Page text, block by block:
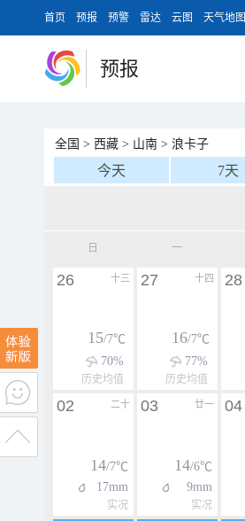
首页 预报 预警 雷达 云图 天气地图
预报
全国 > 西藏 > 山南 > 浪卡子
今天 7天
日 一
十三
26
15/7℃
70%
历史均值
十四
27
16/7℃
77%
历史均值
28
二十
02
14/7℃
17mm
实况
廿一
03
14/6℃
9mm
实况
04